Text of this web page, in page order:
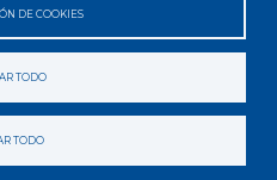
DE COOKIES
TODO
TODO